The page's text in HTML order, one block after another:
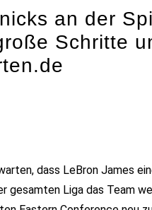
an der
Schritte
dass LeBron James
gesamten Liga das Team